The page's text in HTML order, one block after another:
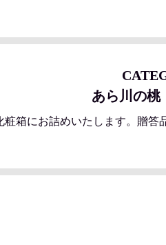
あら川の
箱にお詰めいたします。贈答